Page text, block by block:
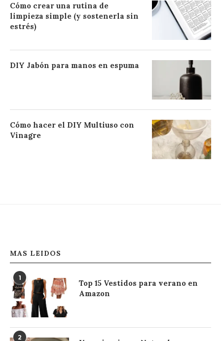
Cómo crear una rutina de
limpieza simple (y sostenerla sin
estrés)
DIY Jabón para manos en espuma
Cómo hacer el DIY Multiuso con
Vinagre
MAS LEIDOS
1
Top 15 Vestidos para verano en
Amazon
2